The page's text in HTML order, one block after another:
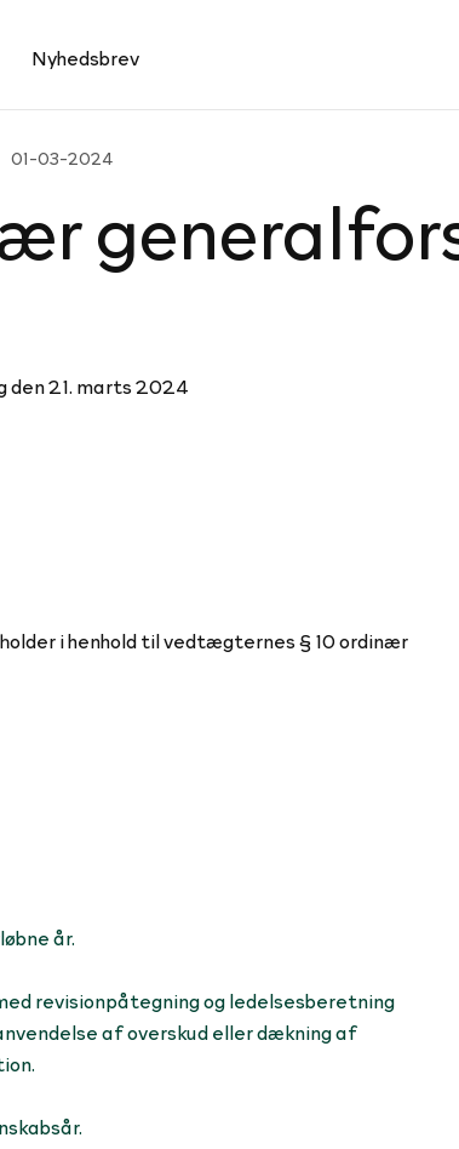
Nyhedsbrev
01-03-2024
den 21. marts 2024
i henhold til vedtægternes § 10 ordinær
år.
revisionpåtegning og ledelsesberetning
af overskud eller dækning af